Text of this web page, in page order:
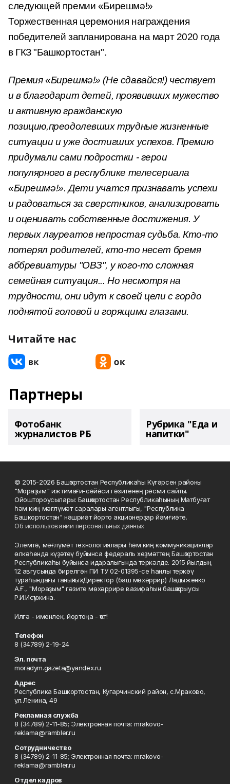
следующей премии «Бирешмә!»
Торжественная церемония награждения
победителей запланирована на март 2020 года
в ГКЗ "Башкортостан".
Премия «Бирешмә!» (Не сдавайся!) чествует
и в благодарит детей, проявивших мужество
и активную гражданскую
позицию,преодолевших трудные жизненные
ситуации и уже достигших успехов. Премию
придумали сами подростки - герои
популярного в республике телесериала
«Бирешмә!». Дети учатся признавать успехи
и радоваться за сверстников, анализировать
и оценивать собственные достижения. У
первых лауреатов непростая судьба. Кто-то
потерял родителей, кто-то несет бремя
аббревиатуры "ОВЗ", у кого-то сложная
семейная ситуация... Но несмотря на
трудности, они идут к своей цели с гордо
поднятой головой и горящими глазами.
Читайте нас
Партнеры
Фотобанк
журналистов РБ
Рубрика "Еда и
напитки"
© 2015-2026 Башҡортостан Республикаһы Күгәрсен районы
"Мораҙым" ижтимағи-сәйәси гәзитенең рәсми сайты.
Ойоштороусылары: Башҡортостан Республикаһының Матбуғат
һәм киң мәғлүмәт саралары агентлығы, "Республика
Башкортостан" нәшриәт йорто акционерҙар йәмғиәте.
Об использовании персональных данных
Элемтә, мәғлүмәт технологиялары һәм киң коммуникациялар
өлкәһендә күҙәтеү буйынса федераль хеҙмәттең Башҡортостан
Республикаһы буйынса идаралығында теркәлде. 2015 йылдың
12 авгусында бирелгән ПИ ТУ 02-01395-се һанлы теркәү
тураһындағы таныҡлыҡ. Директор (баш мөхәррир) Ладыженко
А.Ғ., "Мораҙым" гәзите мөхәррире вазифаһын башҡарыусы
Р.И.Исҡужина.
Илгә - именлек, йортоңа - ҡот!
Телефон
8 (34789) 2-19-24
Эл. почта
moradym.gazeta@yandex.ru
Адрес
Республика Башкортостан, Кугарчинский район, с.Мраково,
ул.Ленина, 49
Рекламная служба
8 (34789) 2-11-85; Электронная почта: mrakovo-
reklama@rambler.ru
Сотрудничество
8 (34789) 2-11-85; Электронная почта: mrakovo-
reklama@rambler.ru
Отдел кадров